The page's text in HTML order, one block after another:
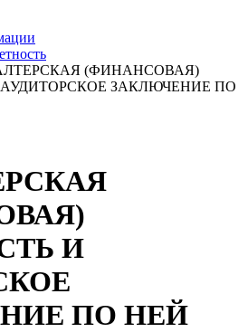
(ФИНАНСОВАЯ)
ЗАКЛЮЧЕНИЕ ПО
И
ПО НЕЙ